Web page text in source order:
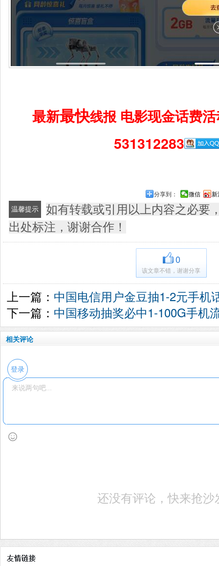
最新最快线报 电影现金话费
531312283
分享到： 微信 新
温馨提示
如有转载或引用以上内容之必要
出处标注，谢谢合作！
0
该文章不错，谢谢分享
上一篇： 中国电信用户金豆抽1-2元手机
下一篇： 中国移动抽奖必中1-100G手机
相关评论
登录
还没有评论，快来抢沙